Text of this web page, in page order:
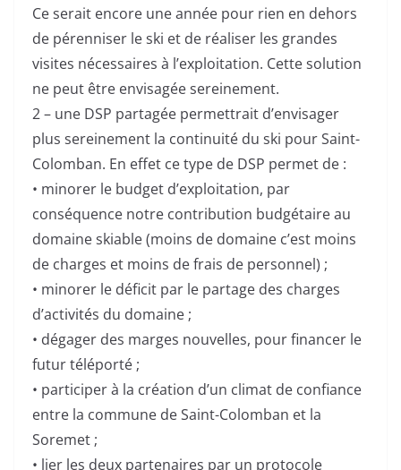
Ce serait encore une année pour rien en dehors
de pérenniser le ski et de réaliser les grandes
visites nécessaires à l’exploitation. Cette solution
ne peut être envisagée sereinement.
2 – une DSP partagée permettrait d’envisager
plus sereinement la continuité du ski pour Saint-
Colomban. En effet ce type de DSP permet de :
• minorer le budget d’exploitation, par
conséquence notre contribution budgétaire au
domaine skiable (moins de domaine c’est moins
de charges et moins de frais de personnel) ;
• minorer le déficit par le partage des charges
d’activités du domaine ;
• dégager des marges nouvelles, pour financer le
futur téléporté ;
• participer à la création d’un climat de confiance
entre la commune de Saint-Colomban et la
Soremet ;
• lier les deux partenaires par un protocole